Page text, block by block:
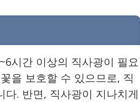
시간 이상의 직사광이 필요
을 보호할 수 있으므로, 직
. 반면, 직사광이 지나치게